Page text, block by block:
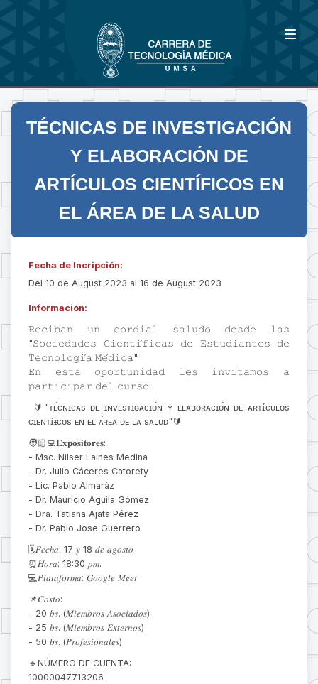
TÉCNICAS DE INVESTIGACIÓN
Y ELABORACIÓN DE
ARTÍCULOS CIENTÍFICOS EN
EL ÁREA DE LA SALUD
Fecha de Incripción:
Del 10 de August 2023 al 16 de August 2023
Información:
𝚁𝚎𝚌𝚒𝚋𝚊𝚗 𝚞𝚗 𝚌𝚘𝚛𝚍𝚒𝚊𝚕 𝚜𝚊𝚕𝚞𝚍𝚘 𝚍𝚎𝚜𝚍𝚎 𝚕𝚊𝚜
"𝚂𝚘𝚌𝚒𝚎𝚍𝚊𝚍𝚎𝚜 𝙲𝚒𝚎𝚗𝚝𝚒́𝚏𝚒𝚌𝚊𝚜 𝚍𝚎 𝙴𝚜𝚝𝚞𝚍𝚒𝚊𝚗𝚝𝚎𝚜 𝚍𝚎
𝚃𝚎𝚌𝚗𝚘𝚕𝚘𝚐𝚒́𝚊 𝙼𝚎́𝚍𝚒𝚌𝚊"
𝙴𝚗 𝚎𝚜𝚝𝚊 𝚘𝚙𝚘𝚛𝚝𝚞𝚗𝚒𝚍𝚊𝚍 𝚕𝚎𝚜 𝚒𝚗𝚟𝚒𝚝𝚊𝚖𝚘𝚜 𝚊
𝚙𝚊𝚛𝚝𝚒𝚌𝚒𝚙𝚊𝚛 𝚍𝚎𝚕 𝚌𝚞𝚛𝚜𝚘:
🔰"ᴛᴇ́ᴄɴɪᴄᴀs ᴅᴇ ɪɴᴠᴇsᴛɪɢᴀᴄɪᴏ́ɴ ʏ ᴇʟᴀʙᴏʀᴀᴄɪᴏ́ɴ ᴅᴇ ᴀʀᴛɪ́ᴄᴜʟᴏs
ᴄɪᴇɴᴛɪ́ғɪᴄᴏs ᴇɴ ᴇʟ ᴀ́ʀᴇᴀ ᴅᴇ ʟᴀ sᴀʟᴜᴅ"🔰
🧑🏻‍💻𝐄𝐱𝐩𝐨𝐬𝐢𝐭𝐨𝐫𝐞𝐬:
- Msc. Nilser Laines Medina
- Dr. Julio Cáceres Catorety
- Lic. Pablo Almaráz
- Dr. Mauricio Aguila Gómez
- Dra. Tatiana Ajata Pérez
- Dr. Pablo Jose Guerrero
🗓️𝐹𝑒𝑐ℎ𝑎: 17 𝑦 18 𝑑𝑒 𝑎𝑔𝑜𝑠𝑡𝑜
⏰𝐻𝑜𝑟𝑎: 18:30 𝑝𝑚.
💻𝑃𝑙𝑎𝑡𝑎𝑓𝑜𝑟𝑚𝑎: 𝐺𝑜𝑜𝑔𝑙𝑒 𝑀𝑒𝑒𝑡
📌𝐶𝑜𝑠𝑡𝑜:
- 20 𝑏𝑠. (𝑀𝑖𝑒𝑚𝑏𝑟𝑜𝑠 𝐴𝑠𝑜𝑐𝑖𝑎𝑑𝑜𝑠)
- 25 𝑏𝑠. (𝑀𝑖𝑒𝑚𝑏𝑟𝑜𝑠 𝐸𝑥𝑡𝑒𝑟𝑛𝑜𝑠)
- 50 𝑏𝑠. (𝑃𝑟𝑜𝑓𝑒𝑠𝑖𝑜𝑛𝑎𝑙𝑒𝑠)
🔹NÚMERO DE CUENTA:
10000047713206